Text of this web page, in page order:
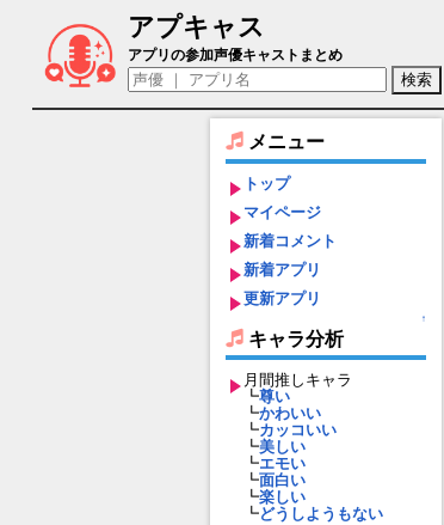
アプキャス
カーミラ（声優：田中敦子)【
アプリの参加声優キャストまとめ
メニュー
トップ
マイページ
新着コメント
新着アプリ
更新アプリ
↑
キャラ分析
月間推しキャラ
┗尊い
┗かわいい
┗カッコいい
┗美しい
┗エモい
┗面白い
┗楽しい
┗どうしようもない